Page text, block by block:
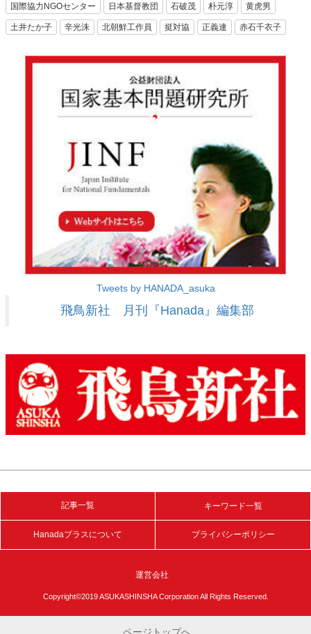
国際協力NGOセンター 日本基督教団 石破茂 朴元淳 黄虎男
土井たか子 辛光洙 北朝鮮工作員 挺対協 正義連 赤石千衣子
Tweets by HANADA_asuka
飛鳥新社 月刊『Hanada』編集部
記事一覧 キーワード一覧
Hanadaプラスについて プライバシーポリシー
運営会社
Copyright©2019 ASUKASHINSHA Corporation All Rights Reserved.